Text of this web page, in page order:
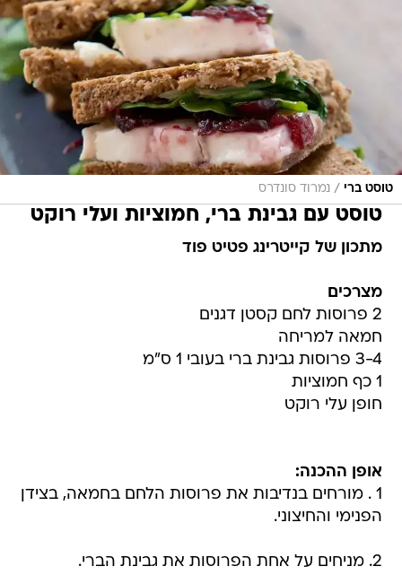
טוסט ברי / נמרוד סונדרס
טוסט עם גבינת ברי, חמוציות ועלי רוקט
מתכון של קייטרינג פטיט פוד
מצרכים
2 פרוסות לחם קסטן דגנים
חמאה למריחה
3-4 פרוסות גבינת ברי בעובי 1 ס"מ
1 כף חמוציות
חופן עלי רוקט
אופן ההכנה:
1 . מורחים בנדיבות את פרוסות הלחם בחמאה, בצידן
הפנימי והחיצוני.
2. מניחים על אחת הפרוסות את גבינת הברי.